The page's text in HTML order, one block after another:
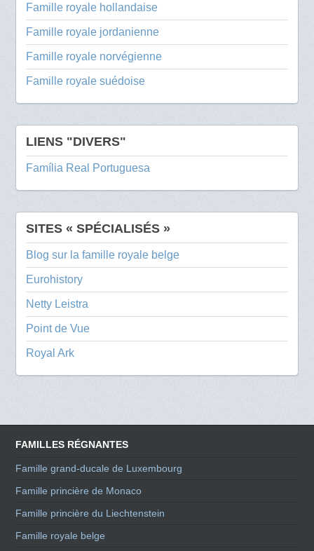
Famille royale hollandaise
Famille royale jordanienne
Famille royale norvégienne
Famille royale suédoise
LIENS "DIVERS"
Família Real Portuguesa
SITES « SPÉCIALISÉS »
Blog sur la famille royale belge
Eurohistory
Netty Leistra
Point de Vue
Royal Ark
FAMILLES RÉGNANTES
Famille grand-ducale de Luxembourg
Famille princière de Monaco
Famille princière du Liechtenstein
Famille royale belge